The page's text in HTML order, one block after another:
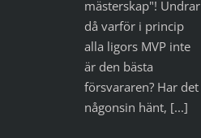
mästerskap"! Undrar
då varför i princip
alla ligors MVP inte
är den bästa
försvararen? Har det
någonsin hänt, [...]